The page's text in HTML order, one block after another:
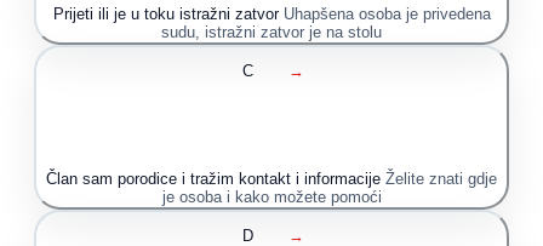
Prijeti ili je u toku istražni zatvor Uhapšena osoba je privedena
sudu, istražni zatvor je na stolu
C →
Član sam porodice i tražim kontakt i informacije Želite znati gdje
je osoba i kako možete pomoći
D →